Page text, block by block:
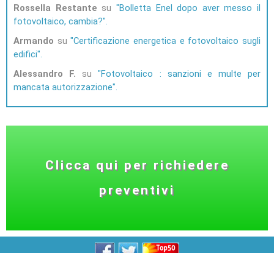
Rossella Restante su
Bolletta Enel dopo aver messo il
fotovoltaico, cambia?
Armando su Certificazione energetica e fotovoltaico sugli
edifici
Alessandro F. su Fotovoltaico : sanzioni e multe per
mancata autorizzazione
Clicca qui per richiedere
preventivi